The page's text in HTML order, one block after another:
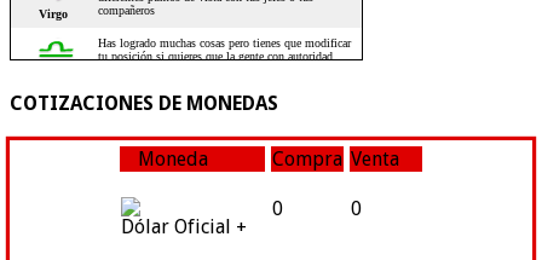
COTIZACIONES DE MONEDAS
Moneda Compra Venta
Dólar Oficial +
0 0